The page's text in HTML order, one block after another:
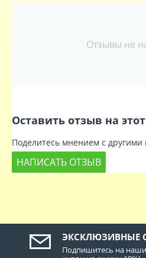
Отзывы не
Оставить отзыв на
Поделитесь мнением с другими
НАПИСАТЬ ОТЗЫВ
ЭКСКЛЮЗИВНЫЕ
Подпишитесь на